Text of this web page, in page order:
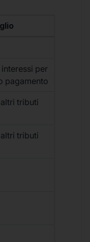
interessi per
pagamento
tributi
tributi